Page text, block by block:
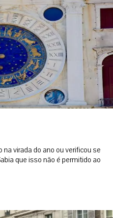
virada do ano ou verificou se
que isso não é permitido ao